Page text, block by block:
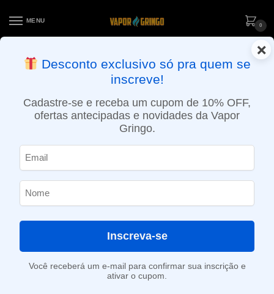
MENU
0
ENTREGA NO MESMO DIA EM SÃO PAULO (SEG A SEX): PEDIDOS
APROVADOS ATÉ 15:30 VIA MOTOBOY
×
Desconto exclusivo só pra quem se
inscreve!
Cadastre-se e receba um cupom de 10% OFF,
ofertas antecipadas e novidades da Vapor
Gringo.
Inscreva-se
Você receberá um e-mail para confirmar sua inscrição e
ativar o cupom.